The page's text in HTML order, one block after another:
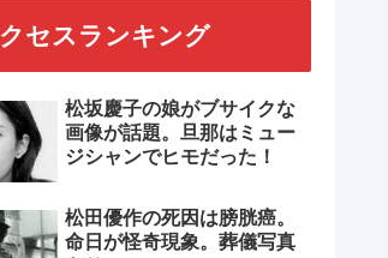
セスランキング
松坂慶子の娘がブサイクな
画像が話題。旦那はミュー
ジシャンでヒモだった！
松田優作の死因は膀胱癌。
命日が怪奇現象。葬儀写真